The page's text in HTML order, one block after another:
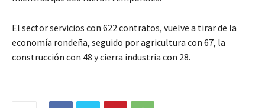
El sector servicios con 622 contratos, vuelve a tirar de la
economía rondeña, seguido por agricultura con 67, la
construcción con 48 y cierra industria con 28.